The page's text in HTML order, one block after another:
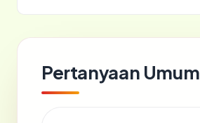
Pertanyaan Umum